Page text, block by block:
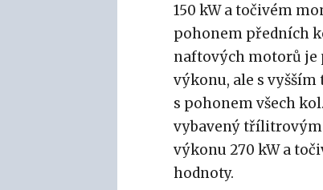
150 kW a točivém
pohonem předních
naftových motorů je
výkonu, ale s
s pohonem všech
vybavený třílitrovým
výkonu 270 kW a
hodnoty.